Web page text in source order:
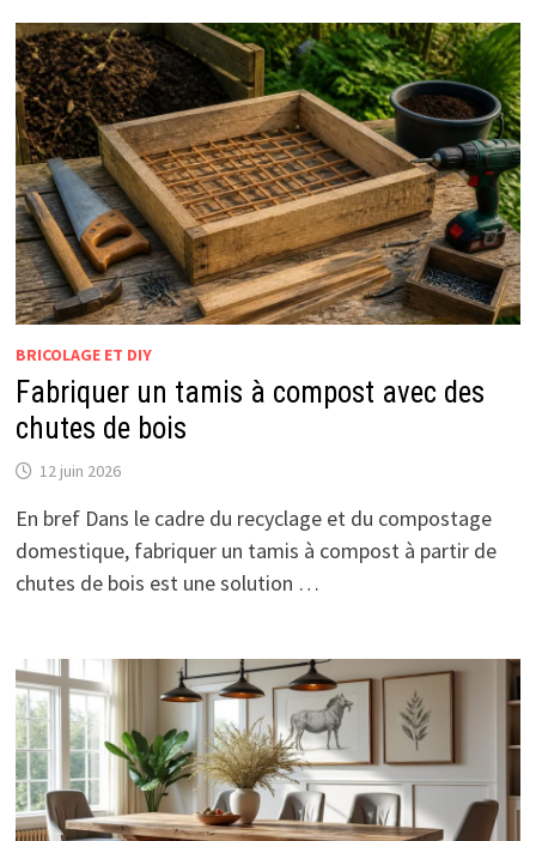
BRICOLAGE ET DIY
Fabriquer un tamis à compost avec des
chutes de bois
12 juin 2026
En bref Dans le cadre du recyclage et du compostage
domestique, fabriquer un tamis à compost à partir de
chutes de bois est une solution …